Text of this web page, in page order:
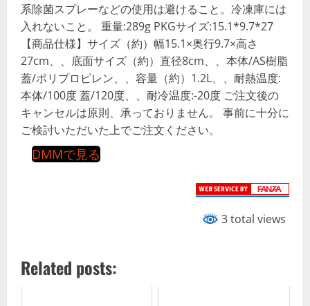
系除菌スプレーなどの使用は避けること。冷凍庫には
入れないこと。 重量:289g PKGサイズ:15.1*9.7*27
【商品仕様】サイズ（約）幅15.1×奥行9.7×高さ
27cm、、底面サイズ（約）直径8cm、、本体/AS樹脂
蓋/ポリプロピレン、、容量（約）1.2L、、耐熱温度:
本体/100度 蓋/120度、、耐冷温度:-20度 ご注文後の
キャンセルは原則、承っておりません。 事前に十分に
ご検討いただいた上でご注文ください。
DMMで見る
3 total views
Related posts: